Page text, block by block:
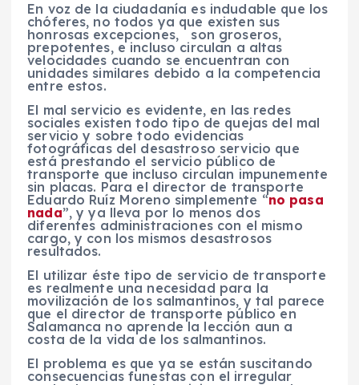
En voz de la ciudadanía es indudable que los
chóferes, no todos ya que existen sus
honrosas excepciones, son groseros,
prepotentes, e incluso circulan a altas
velocidades cuando se encuentran con
unidades similares debido a la competencia
entre estos.
El mal servicio es evidente, en las redes
sociales existen todo tipo de quejas del mal
servicio y sobre todo evidencias
fotográficas del desastroso servicio que
está prestando el servicio público de
transporte que incluso circulan impunemente
sin placas. Para el director de transporte
Eduardo Ruíz Moreno simplemente “no pasa
nada”, y ya lleva por lo menos dos
diferentes administraciones con el mismo
cargo, y con los mismos desastrosos
resultados.
El utilizar éste tipo de servicio de transporte
es realmente una necesidad para la
movilización de los salmantinos, y tal parece
que el director de transporte público en
Salamanca no aprende la lección aun a
costa de la vida de los salmantinos.
El problema es que ya se están suscitando
consecuencias funestas con el irregular